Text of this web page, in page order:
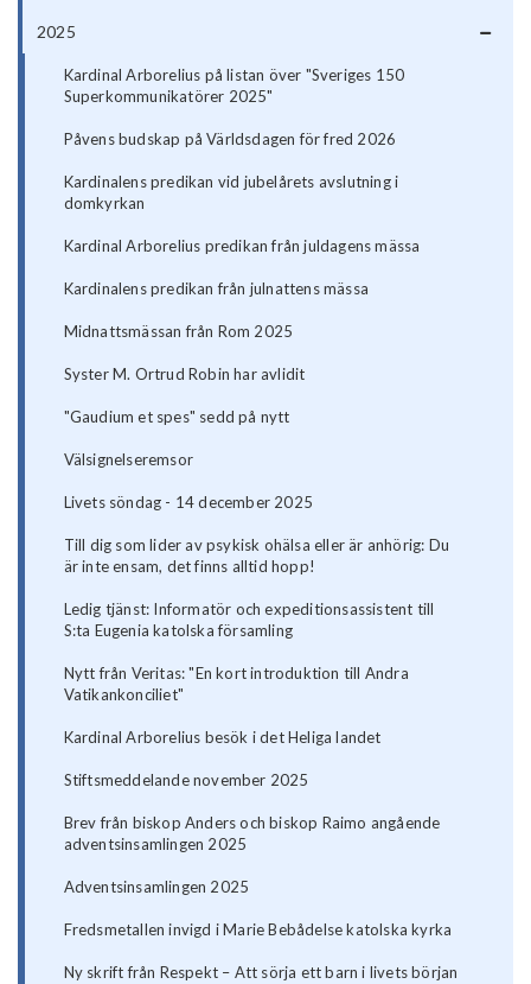
2025
Kardinal Arborelius på listan över "Sveriges 150
Superkommunikatörer 2025"
Påvens budskap på Världsdagen för fred 2026
Kardinalens predikan vid jubelårets avslutning i
domkyrkan
Kardinal Arborelius predikan från juldagens mässa
Kardinalens predikan från julnattens mässa
Midnattsmässan från Rom 2025
Syster M. Ortrud Robin har avlidit
"Gaudium et spes" sedd på nytt
Välsignelseremsor
Livets söndag - 14 december 2025
Till dig som lider av psykisk ohälsa eller är anhörig: Du
är inte ensam, det finns alltid hopp!
Ledig tjänst: Informatör och expeditionsassistent till
S:ta Eugenia katolska församling
Nytt från Veritas: "En kort introduktion till Andra
Vatikankonciliet"
Kardinal Arborelius besök i det Heliga landet
Stiftsmeddelande november 2025
Brev från biskop Anders och biskop Raimo angående
adventsinsamlingen 2025
Adventsinsamlingen 2025
Fredsmetallen invigd i Marie Bebådelse katolska kyrka
Ny skrift från Respekt – Att sörja ett barn i livets början